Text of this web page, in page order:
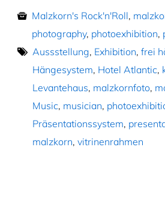
Malzkorn's Rock'n'Roll,
photography, photoexhibition,
Aussstellung, Exhibition, frei
Hängesystem, Hotel Atlantic,
Levantehaus, malzkornfoto,
Music, musician,
Präsentationssystem,
malzkorn, vitrinenrahmen